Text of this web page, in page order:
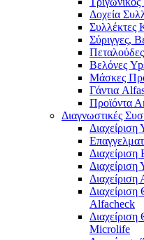
Δοχεία
Συλλέκτες
Σύριγγες,
Βελόνες
Μάσκες
Γάντια
Προϊόντα
Διαγνωστικές
Alfacheck
Microlife